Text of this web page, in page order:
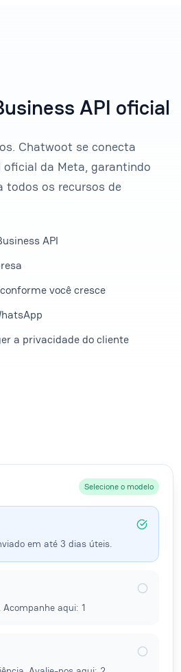
API oficial
Chatwoot se conecta
da Meta, garantindo
todos os recursos de
API
você cresce
a privacidade do cliente
Selecione o modelo
em até 3 dias úteis.
aqui: 1